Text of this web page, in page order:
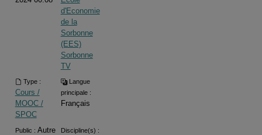
d'Economie
de la
Sorbonne
(EES)
Sorbonne
TV
Type :
Cours /
MOOC /
SPOC
Langue
principale :
Français
Public : Autre Discipline(s) :